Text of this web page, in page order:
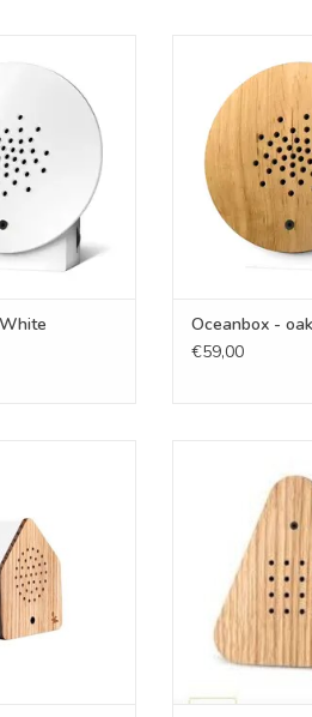
WINKELWAGEN
TOEVOEGEN AAN
Oceanbox - oak
€59,00
TOEVOEGEN AAN